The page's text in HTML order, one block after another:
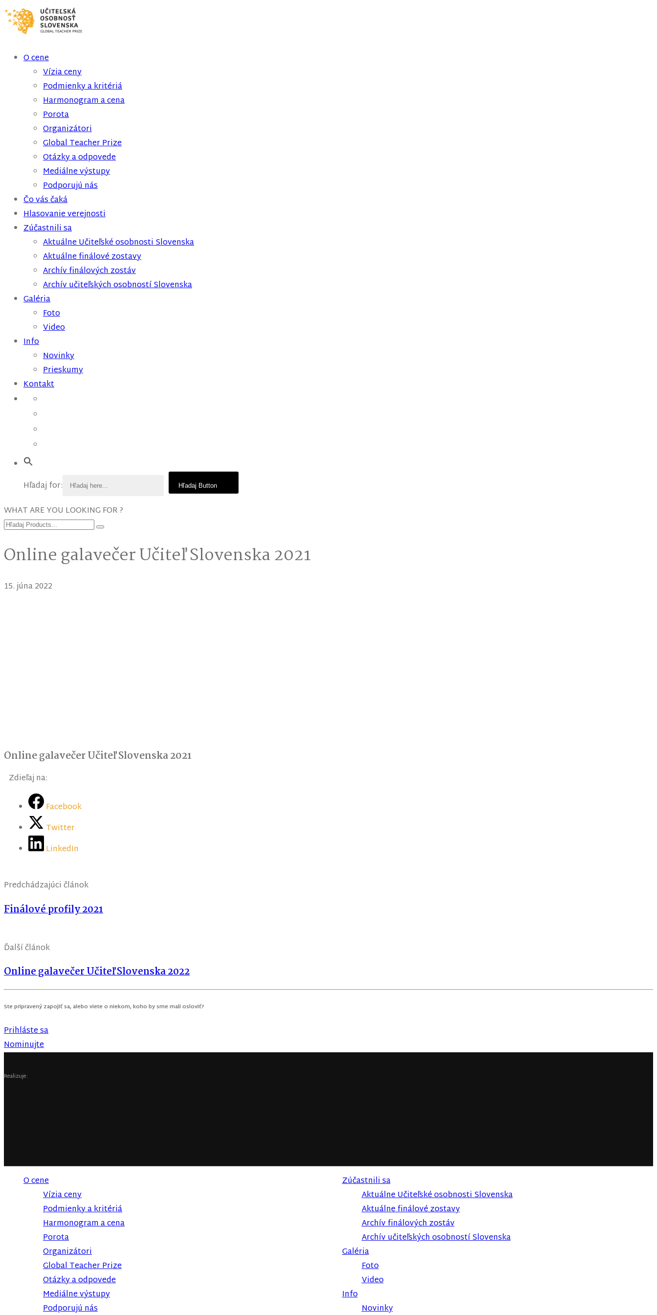
O cene
Vízia ceny
Podmienky a kritériá
Harmonogram a cena
Porota
Organizátori
Global Teacher Prize
Otázky a odpovede
Mediálne výstupy
Podporujú nás
Čo vás čaká
Hlasovanie verejnosti
Zúčastnili sa
Aktuálne Učiteľské osobnosti Slovenska
Aktuálne finálové zostavy
Archív finálových zostáv
Archív učiteľských osobností Slovenska
Galéria
Foto
Video
Info
Novinky
Prieskumy
Kontakt
Hľadaj for: Hľadaj Button
WHAT ARE YOU LOOKING FOR ?
Online galavečer Učiteľ Slovenska 2021
15. júna 2022
Online galavečer Učiteľ Slovenska 2021
Zdieľaj na:
Facebook
Twitter
LinkedIn
Predchádzajúci článok
Finálové profily 2021
Ďalší článok
Online galavečer Učiteľ Slovenska 2022
Ste pripravený zapojiť sa, alebo viete o niekom, koho by sme mali osloviť?
Prihláste sa
Nominujte
Realizuje:
O cene
Vízia ceny
Podmienky a kritériá
Harmonogram a cena
Porota
Organizátori
Global Teacher Prize
Otázky a odpovede
Mediálne výstupy
Podporujú nás
Zúčastnili sa
Aktuálne Učiteľské osobnosti Slovenska
Aktuálne finálové zostavy
Archív finálových zostáv
Archív učiteľských osobností Slovenska
Galéria
Foto
Video
Info
Novinky